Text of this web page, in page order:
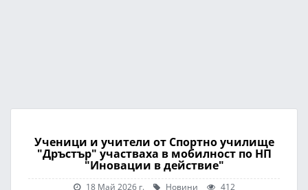
Ученици и учители от Спортно училище
"Дръстър" участваха в мобилност по НП
"Иновации в действие"
18 Май 2026 г. Новини 412